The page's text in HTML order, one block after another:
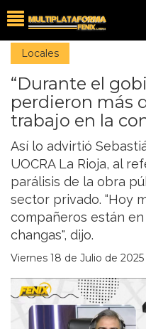
Locales
“Durante el
perdieron más
trabajo en la
Así lo advirtió
UOCRA La Rioja, al
parálisis de la obra
sector privado. “Hoy
compañeros están
changas", dijo.
Viernes 18 de Julio de 2025